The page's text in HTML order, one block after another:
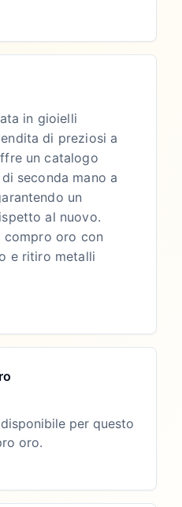
in gioielli
di preziosi a
un catalogo
seconda mano a
un
al nuovo.
oro con
e ritiro metalli
per questo
oro.